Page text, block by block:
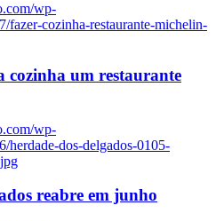
wp-
fazer-cozinha-restaurante-michelin-
cozinha um restaurante
wp-
herdade-dos-delgados-0105-
reabre em junho